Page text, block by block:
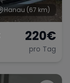
Hanau (67 km)
220€
pro Tag